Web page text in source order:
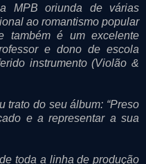
MPB oriunda de várias
ao romantismo popular
também é um excelente
e dono de escola
instrumento (Violão &
trato do seu álbum: “Preso
e a representar a sua
toda a linha de produção